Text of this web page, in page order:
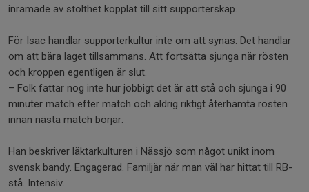
inramade av stolthet kopplat till sitt supporterskap.
För Isac handlar supporterkultur inte om att synas. Det handlar
om att bära laget tillsammans. Att fortsätta sjunga när rösten
och kroppen egentligen är slut.
– Folk fattar nog inte hur jobbigt det är att stå och sjunga i 90
minuter match efter match och aldrig riktigt återhämta rösten
innan nästa match börjar.
Han beskriver läktarkulturen i Nässjö som något unikt inom
svensk bandy. Engagerad. Familjär när man väl har hittat till RB-
stå. Intensiv.